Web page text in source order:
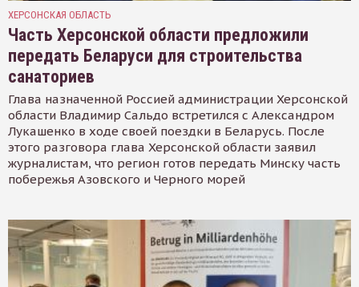
ХЕРСОНСКАЯ ОБЛАСТЬ
Часть Херсонской области предложили
передать Беларуси для строительства
санаториев
Глава назначенной Россией администрации Херсонской
области Владимир Сальдо встретился с Александром
Лукашенко в ходе своей поездки в Беларусь. После
этого разговора глава Херсонской области заявил
журналистам, что регион готов передать Минску часть
побережья Азовского и Черного морей